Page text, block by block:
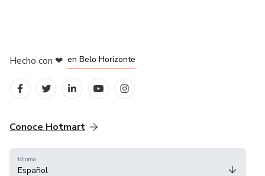
Hecho con ❤ en Belo Horizonte
Conoce Hotmart
Idioma
Español